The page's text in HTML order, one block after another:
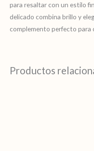
para resaltar con un estilo
delicado combina brillo y
complemento perfecto para
Productos